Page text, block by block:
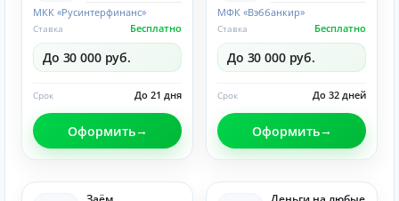
МКК «Русинтерфинанс»
Бесплатно
Ставка
До 30 000 руб.
До 21 дня
Срок
Оформить
МФК «Вэббанкир»
Бесплатно
Ставка
До 30 000 руб.
До 32 дней
Срок
Оформить